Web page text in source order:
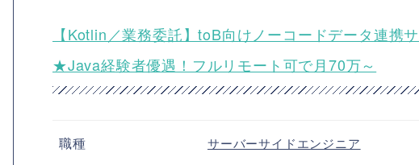
【Kotlin／業務委託】toB向けノーコードデータ連携
★Java経験者優遇！フルリモート可で月70万～
職種 サーバーサイドエンジニア